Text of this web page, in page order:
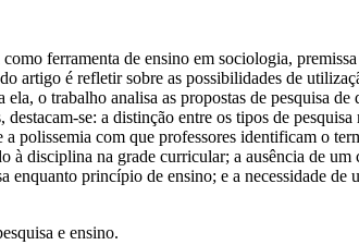
ferramenta de ensino em sociologia,
é refletir sobre as possibilidades de
o trabalho analisa as propostas de pesquisa
se: a distinção entre os tipos de
polissemia com que professores identificam o
disciplina na grade curricular; a ausência de
princípio de ensino; e a necessidade
e ensino.